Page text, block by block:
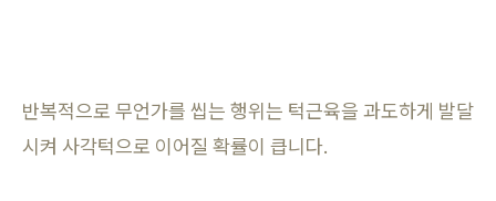
반복적으로 무언가를 씹는 행위는 턱근육을 과도하게 발달
시켜 사각턱으로 이어질 확률이 큽니다.